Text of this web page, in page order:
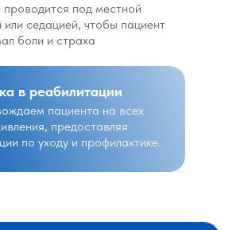
под местной
или седацией, чтобы пациент
боли и страха
в реабилитации
пациента на всех
предоставляя
по уходу и профилактике.